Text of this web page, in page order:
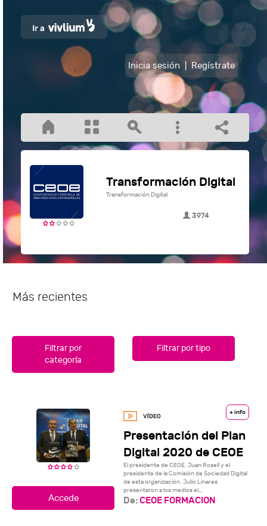
Inicia sesión Regístrate
Transformación Digital
Transformación Digital
3974
Más recientes
Filtrar por
categoría
Filtrar por tipo
+ info
Presentación del Plan
Digital 2020 de CEOE
El presidente de CEOE, Juan Rosell y el
presidente de la Comisión de Sociedad Digital
de esta organización, Julio Linares,
presentaron a los medios el...
De:CEOE FORMACION